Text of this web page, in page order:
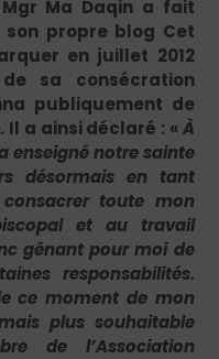
Ma Daqin a fait
propre blog Cet
en juillet 2012
sa consécration
publiquement de
a ainsi déclaré : « À
enseigné notre sainte
désormais en tant
toute mon
et au travail
gênant pour moi de
responsabilités.
ce moment de mon
plus souhaitable
de l’Association